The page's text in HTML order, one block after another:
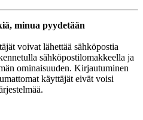
minua pyydetään
voivat lähettää sähköpostia
sähköpostilomakkeella ja
ominaisuuden. Kirjautuminen
käyttäjät eivät voisi